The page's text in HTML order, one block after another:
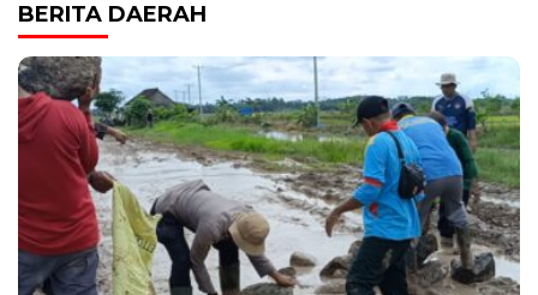
BERITA DAERAH